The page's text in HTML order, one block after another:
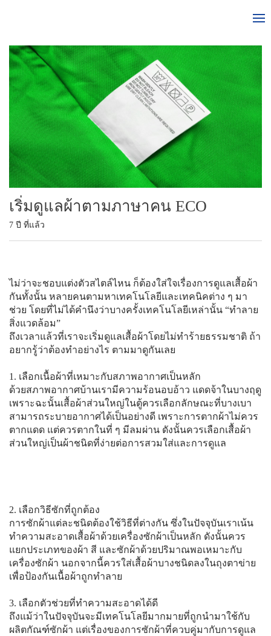
เริ่มดูแลผ้าตามภาษาคน ECO
7 ปี ที่แล้ว
ไม่ว่าจะชอบแต่งตัวสไตล์ไหน ก็ต้องใส่ใจเรื่องการดูแลเสื้อผ้า
กันทั้งนั้น หลายคนตามหาเทคโนโลยีและเทคนิคต่าง ๆ มา
ช่วย โดยที่ไม่ได้คำนึงว่าบางครั้งเทคโนโลยีเหล่านั้น “ทำลาย
สิ่งแวดล้อม”
ถึงเวลาแล้วที่เราจะเริ่มดูแลเสื้อผ้าโดยไม่ทำร้ายธรรมชาติ ถ้า
อยากรู้ว่าต้องทำอย่างไร ตามมาดูกันเลย
1. เลือกเนื้อผ้าที่เหมาะกับสภาพอากาศเป็นหลัก
ด้วยสภาพอากาศบ้านเรามีความร้อนอบอ้าว แดดจ้าในบางฤดู
เพราะฉะนั้นเสื้อผ้าส่วนใหญ่ในตู้ควรเลือกลักษณะที่บางเบา
สามารถระบายอากาศได้เป็นอย่างดี เพราะการตากผ้าไม่ควร
ตากแดด แต่ควรตากในที่ ๆ มีลมผ่าน ดังนั้นควรเลือกเสื้อผ้า
ส่วนใหญ่เป็นผ้าชนิดที่ง่ายต่อการสวมใส่และการดูแล
2. เลือกวิธีซักที่ถูกต้อง
การซักผ้าแต่ละชนิดต้องใช้วิธีที่ต่างกัน ซึ่งในปัจจุบันเราเน้น
ทำความสะอาดเสื้อผ้าด้วยเครื่องซักผ้าเป็นหลัก ดังนั้นควร
แยกประเภทของผ้า สี และซักผ้าด้วยปริมาณพอเหมาะกับ
เครื่องซักผ้า นอกจากนี้ควรใส่เสื้อผ้าบางชนิดลงในถุงตาข่าย
เพื่อป้องกันเนื้อผ้าถูกทำลาย
3. เลือกตัวช่วยที่ทำความสะอาดได้ดี
ถึงแม้ว่าในปัจจุบันจะมีเทคโนโลยีมากมายที่ถูกนำมาใช้กับ
ผลิตกัณฑ์ซักผ้า แต่เรื่องของการซักผ้าที่ควบคู่มากับการดูแล